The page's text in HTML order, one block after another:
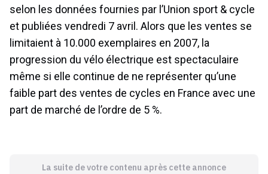
selon les données fournies par l’Union sport & cycle
et publiées vendredi 7 avril. Alors que les ventes se
limitaient à 10.000 exemplaires en 2007, la
progression du vélo électrique est spectaculaire
même si elle continue de ne représenter qu’une
faible part des ventes de cycles en France avec une
part de marché de l’ordre de 5 %.
La suite de votre contenu après cette annonce